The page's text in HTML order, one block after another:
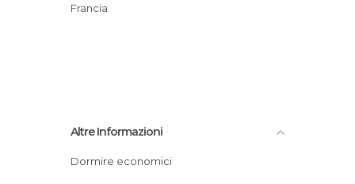
Francia
Altre Informazioni
Dormire economici